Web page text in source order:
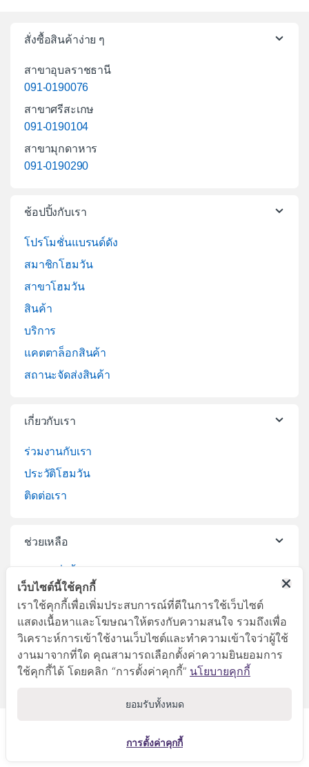
สั่งซื้อสินค้าง่าย ๆ
สาขาอุบลราชธานี
091-0190076
สาขาศรีสะเกษ
091-0190104
สาขามุกดาหาร
091-0190290
ช้อปปิ้งกับเรา
โปรโมชั่นแบรนด์ดัง
สมาชิกโฮมวัน
สาขาโฮมวัน
สินค้า
บริการ
แคตตาล็อกสินค้า
สถานะจัดส่งสินค้า
เกี่ยวกับเรา
ร่วมงานกับเรา
ประวัติโฮมวัน
ติดต่อเรา
ช่วยเหลือ
บริการจัดส่งสินค้า
เปลี่ยนคืนสินค้า
045-281999
เว็บไซต์นี้ใช้คุกกี้
เราใช้คุกกี้เพื่อเพิ่มประสบการณ์ที่ดีในการใช้เว็บไซต์
แสดงเนื้อหาและโฆษณาให้ตรงกับความสนใจ รวมถึงเพื่อ
วิเคราะห์การเข้าใช้งานเว็บไซต์และทำความเข้าใจว่าผู้ใช้
งานมาจากที่ใด คุณสามารถเลือกตั้งค่าความยินยอมการ
ใช้คุกกี้ได้ โดยคลิก “การตั้งค่าคุกกี้” นโยบายคุกกี้
ยอมรับทั้งหมด
การตั้งค่าคุกกี้